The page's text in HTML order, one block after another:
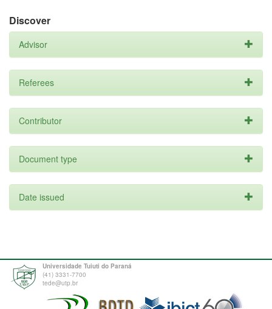
Discover
Advisor
Referees
Contributor
Document type
Date issued
Universidade Tuiuti do Paraná
(41) 3331-7700
tede@utp.br